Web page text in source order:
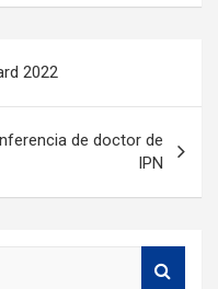
2022
de doctor de
IPN